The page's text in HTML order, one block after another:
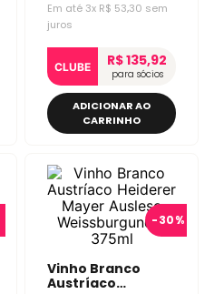
Em até 3x R$ 53,30 sem
juros
CLUBE R$ 135,92
para sócios
ADICIONAR AO
CARRINHO
-30%
Vinho Branco
Austríaco